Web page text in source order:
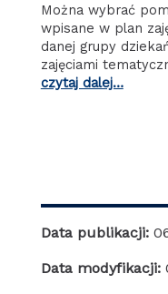
Można wybrać
wpisane w plan
danej grupy
zajęciami
czytaj dalej…
Data publikacji:
Data modyfikacji: